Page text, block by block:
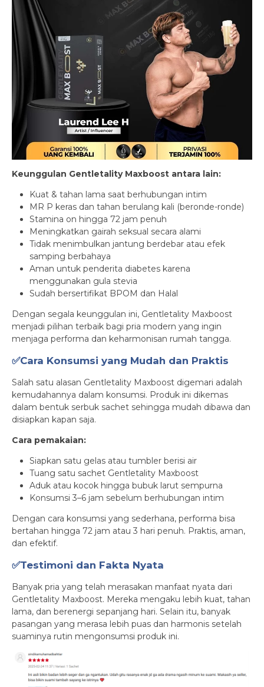
Keunggulan Gentletality Maxboost antara lain:
Kuat & tahan lama saat berhubungan intim
MR P keras dan tahan berulang kali (beronde-ronde)
Stamina on hingga 72 jam penuh
Meningkatkan gairah seksual secara alami
Tidak menimbulkan jantung berdebar atau efek
samping berbahaya
Aman untuk penderita diabetes karena
menggunakan gula stevia
Sudah bersertifikat BPOM dan Halal
Dengan segala keunggulan ini, Gentletality Maxboost
menjadi pilihan terbaik bagi pria modern yang ingin
menjaga performa dan keharmonisan rumah tangga.
✅Cara Konsumsi yang Mudah dan Praktis
Salah satu alasan Gentletality Maxboost digemari adalah
kemudahannya dalam konsumsi. Produk ini dikemas
dalam bentuk serbuk sachet sehingga mudah dibawa dan
disiapkan kapan saja.
Cara pemakaian:
Siapkan satu gelas atau tumbler berisi air
Tuang satu sachet Gentletality Maxboost
Aduk atau kocok hingga bubuk larut sempurna
Konsumsi 3–6 jam sebelum berhubungan intim
Dengan cara konsumsi yang sederhana, performa bisa
bertahan hingga 72 jam atau 3 hari penuh. Praktis, aman,
dan efektif.
✅Testimoni dan Fakta Nyata
Banyak pria yang telah merasakan manfaat nyata dari
Gentletality Maxboost. Mereka mengaku lebih kuat, tahan
lama, dan berenergi sepanjang hari. Selain itu, banyak
pasangan yang merasa lebih puas dan harmonis setelah
suaminya rutin mengonsumsi produk ini.